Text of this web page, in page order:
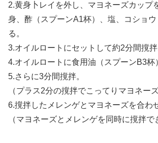
2.黄身卜レイを外し、マヨネーズカップ
身、酢（スプーンA1杯）、塩、コショ
る。
3.オイルロートにセットして約2分間撹拌
4.オイルロートに食用油（スプーンB3杯
5.さらに3分間撹拌。
（プラス2分の撹拌でこってりマヨネー
6.撹拌したメレンゲとマヨネーズを合わ
（マヨネーズとメレンゲを同時に撹拌で